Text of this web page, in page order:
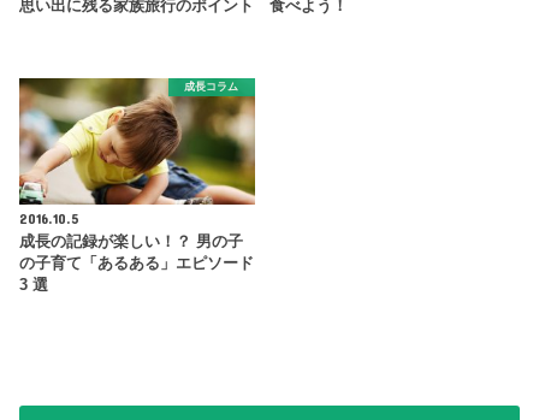
思い出に残る家族旅行のポイント
食べよう！
成長コラム
2016.10.5
成長の記録が楽しい！？ 男の子
の子育て「あるある」エピソード
3 選